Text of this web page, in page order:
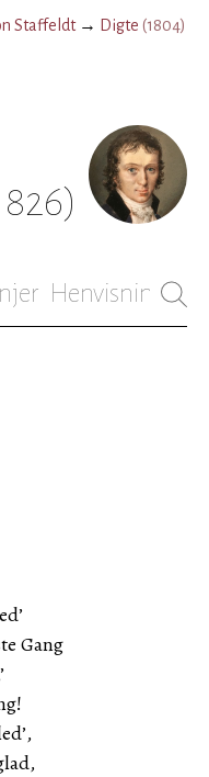
Staffeldt→ Digte (1804)
Henvisninger
Gang